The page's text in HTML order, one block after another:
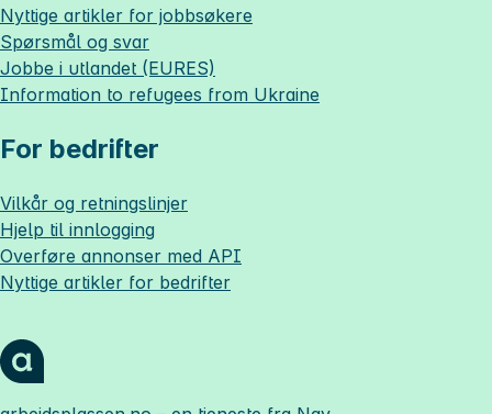
Nyttige artikler for jobbsøkere
Spørsmål og svar
Jobbe i utlandet (EURES)
Information to refugees from Ukraine
For bedrifter
Vilkår og retningslinjer
Hjelp til innlogging
Overføre annonser med API
Nyttige artikler for bedrifter